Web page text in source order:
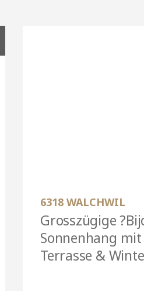
6318 WALCHWIL
Grosszügige
Sonnenhang
Terrasse &